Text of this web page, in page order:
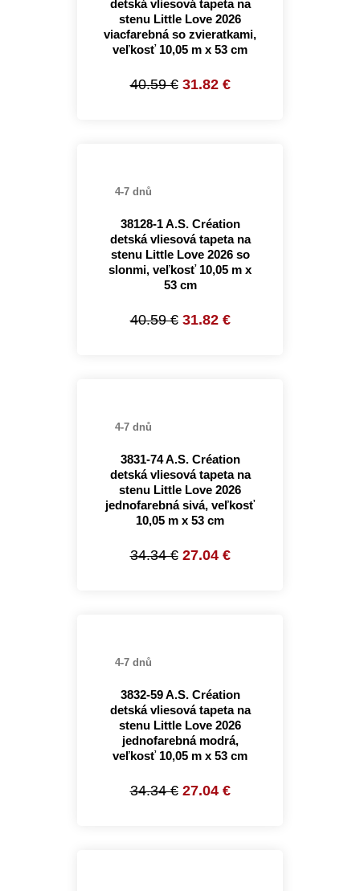
detská vliesová tapeta na
stenu Little Love 2026
viacfarebná so zvieratkami,
veľkosť 10,05 m x 53 cm
40.59 € 31.82 €
4-7 dnů
38128-1 A.S. Création
detská vliesová tapeta na
stenu Little Love 2026 so
slonmi, veľkosť 10,05 m x
53 cm
40.59 € 31.82 €
4-7 dnů
3831-74 A.S. Création
detská vliesová tapeta na
stenu Little Love 2026
jednofarebná sivá, veľkosť
10,05 m x 53 cm
34.34 € 27.04 €
4-7 dnů
3832-59 A.S. Création
detská vliesová tapeta na
stenu Little Love 2026
jednofarebná modrá,
veľkosť 10,05 m x 53 cm
34.34 € 27.04 €